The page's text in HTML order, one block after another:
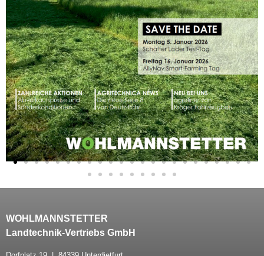
WOHLMANNSTETTER
Landtechnik-Vertriebs GmbH